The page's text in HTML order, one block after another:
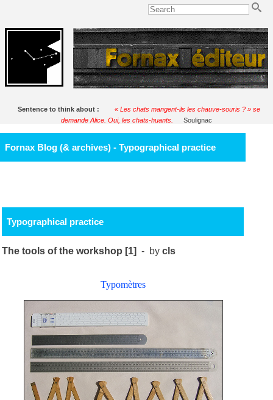
Sentence to think about :
« Les chats mangent-ils les chauve-souris ? » se
demande Alice. Oui, les chats-huants.
Soulignac
Fornax Blog (& archives) - Typographical practice
Typographical practice
The tools of the workshop [1] - bycls
Typomètres